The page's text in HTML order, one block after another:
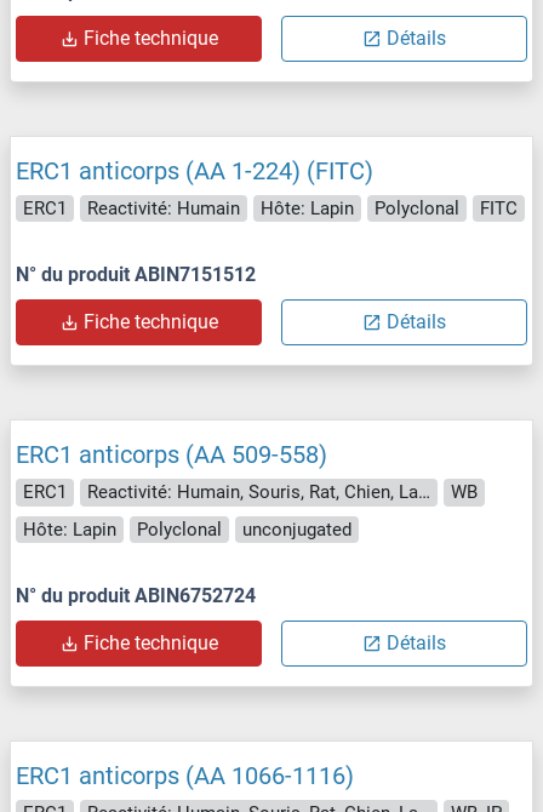
Fiche technique Détails
ERC1 anticorps (AA 1-224) (FITC)
ERC1 Reactivité: Humain Hôte: Lapin Polyclonal FITC
N° du produit ABIN7151512
Fiche technique Détails
ERC1 anticorps (AA 509-558)
ERC1 Reactivité: Humain, Souris, Rat, Chien, Lapin, Boeuf (Vache), Cobaye, Cheval, Singe, Porc, Hamster
WB
Hôte: Lapin
Polyclonal unconjugated
N° du produit ABIN6752724
Fiche technique Détails
ERC1 anticorps (AA 1066-1116)